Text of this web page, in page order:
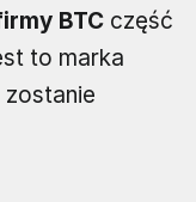
BTC część
to marka
zostanie